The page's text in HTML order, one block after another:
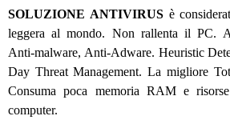
SOLUZIONE ANTIVIRUS è
leggera al mondo. Non rallenta il PC.
Anti-malware, Anti-Adware. Heuristic
Day Threat Management. La migliore
Consuma poca memoria RAM e
computer.